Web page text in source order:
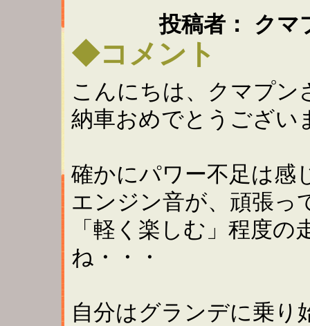
投稿者： クマ
◆コメント
こんにちは、クマプン
納車おめでとうござい
確かにパワー不足は感
エンジン音が、頑張っ
「軽く楽しむ」程度
ね・・・
自分はグランデに乗り